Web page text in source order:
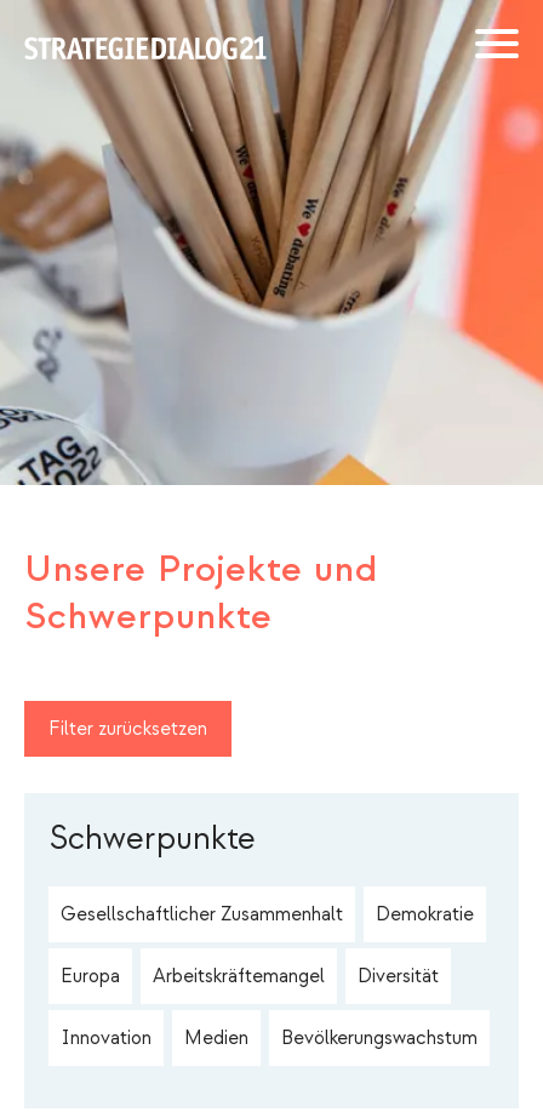
Unsere Projekte und
Schwerpunkte
Filter zurücksetzen
Schwerpunkte
Gesellschaftlicher Zusammenhalt Demokratie
Europa Arbeitskräftemangel Diversität
Innovation Medien Bevölkerungswachstum